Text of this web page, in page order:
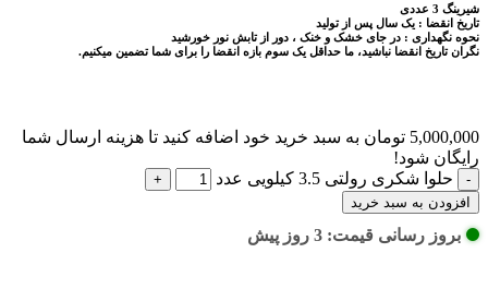
شیرینگ 3 عددی
تاریخ انقضا : یک سال پس از تولید
نحوه نگهداری : در جای خشک و خنک ، دور از تابش نور خورشید
نگران تاریخ انقضا نباشید، ما حداقل یک سوم بازه انقضا را برای شما تضمین میکنیم.
5,000,000 تومان به سبد خرید خود اضافه کنید تا هزینه ارسال شما
رایگان شود!
حلوا شکری رولتی 3.5 کیلویی عدد
افزودن به سبد خرید
بروز رسانی قیمت: 3 روز پیش